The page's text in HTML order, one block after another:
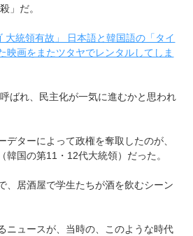
」だ。
大統領有故」 日本語と韓国語の「タイ
映画をまたツタヤでレンタルしてしま
ばれ、民主化が一気に進むかと思われ
デターによって政権を奪取したのが、
韓国の第11・12代大統領）だった。
、居酒屋で学生たちが酒を飲むシーン
ニュースが、当時の、このような時代